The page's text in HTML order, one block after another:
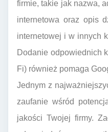
firmie, takie jak nazwa,
internetowa oraz opis
internetowej i w innych
Dodanie odpowiednich
Fi) również pomaga
Jednym z
zaufanie wśród
jakości Twojej firmy.